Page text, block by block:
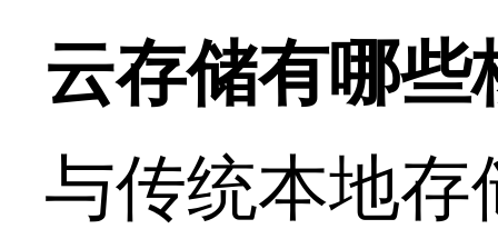
云存储有哪些
与传统本地存